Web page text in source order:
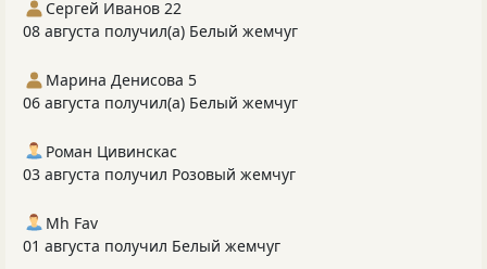
Сергей Иванов 22
08 августа получил(а) Белый жемчуг
Марина Денисова 5
06 августа получил(а) Белый жемчуг
Роман Цивинскас
03 августа получил Розовый жемчуг
Mh Fav
01 августа получил Белый жемчуг